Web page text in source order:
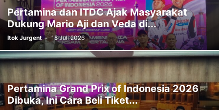
Pertamina dan ITDC Ajak Masyarakat
Dukung Mario Aji dan Veda di...
Itok Jurgent - 18 Juli 2026
Pertamina Grand Prix of Indonesia 2026
Dibuka, Ini Cara Beli Tiket...